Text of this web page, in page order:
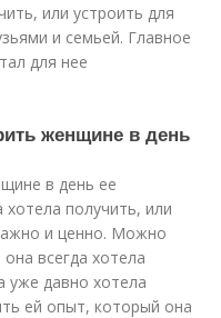
или устроить для
и семьей. Главное
для нее
женщине в день
в день ее
получить, или
и ценно. Можно
всегда хотела
уже давно хотела
ей опыт, который она